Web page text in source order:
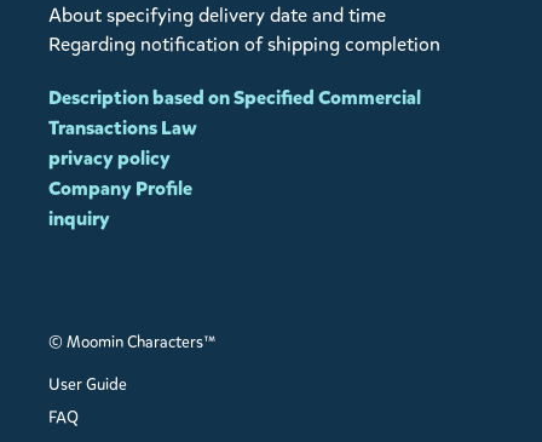
About specifying delivery date and time
Regarding notification of shipping completion
Description based on Specified Commercial
Transactions Law
privacy policy
Company Profile
inquiry
© Moomin Characters™
User Guide
FAQ